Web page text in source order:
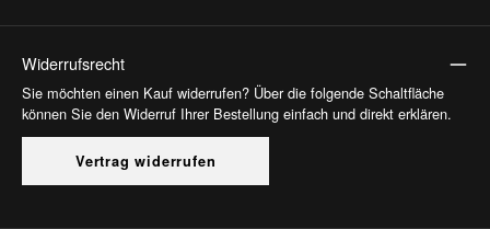
Widerrufsrecht
Sie möchten einen Kauf widerrufen? Über die folgende Schaltfläche
können Sie den Widerruf Ihrer Bestellung einfach und direkt erklären.
Vertrag widerrufen